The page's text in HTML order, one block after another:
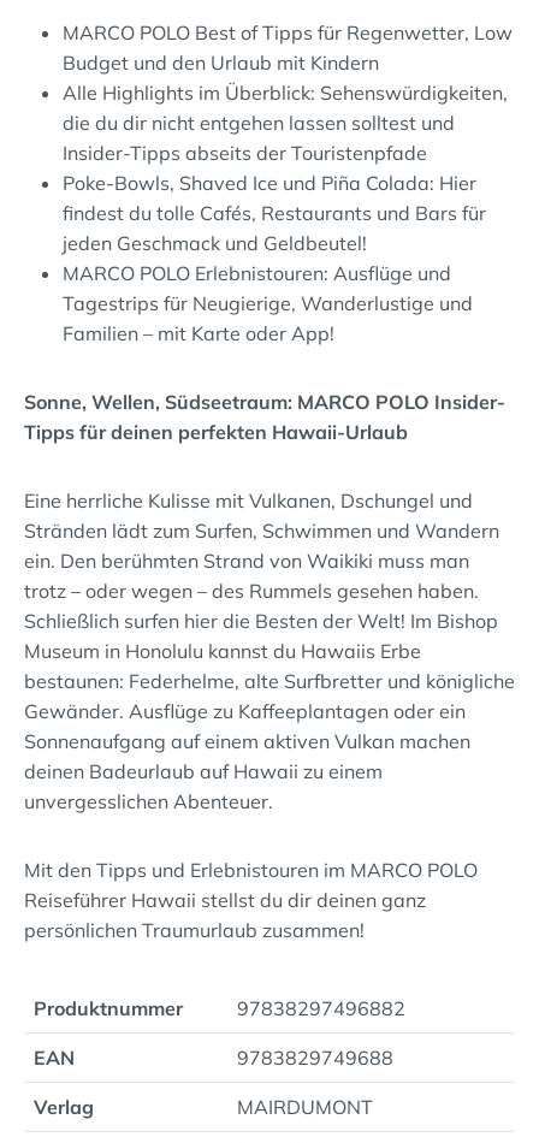
MARCO POLO Best of Tipps für Regenwetter, Low
Budget und den Urlaub mit Kindern
Alle Highlights im Überblick: Sehenswürdigkeiten,
die du dir nicht entgehen lassen solltest und
Insider-Tipps abseits der Touristenpfade
Poke-Bowls, Shaved Ice und Piña Colada: Hier
findest du tolle Cafés, Restaurants und Bars für
jeden Geschmack und Geldbeutel!
MARCO POLO Erlebnistouren: Ausflüge und
Tagestrips für Neugierige, Wanderlustige und
Familien – mit Karte oder App!
Sonne, Wellen, Südseetraum: MARCO POLO Insider-
Tipps für deinen perfekten Hawaii-Urlaub
Eine herrliche Kulisse mit Vulkanen, Dschungel und
Stränden lädt zum Surfen, Schwimmen und Wandern
ein. Den berühmten Strand von Waikiki muss man
trotz – oder wegen – des Rummels gesehen haben.
Schließlich surfen hier die Besten der Welt! Im Bishop
Museum in Honolulu kannst du Hawaiis Erbe
bestaunen: Federhelme, alte Surfbretter und königliche
Gewänder. Ausflüge zu Kaffeeplantagen oder ein
Sonnenaufgang auf einem aktiven Vulkan machen
deinen Badeurlaub auf Hawaii zu einem
unvergesslichen Abenteuer.
Mit den Tipps und Erlebnistouren im MARCO POLO
Reiseführer Hawaii stellst du dir deinen ganz
persönlichen Traumurlaub zusammen!
Produktnummer 97838297496882
EAN 9783829749688
Verlag MAIRDUMONT